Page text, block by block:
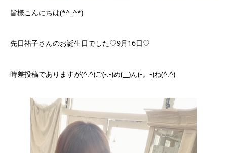
皆様こんにちは(*^_^*)
先日祐子さんのお誕生日でした♡9月16日♡
時差投稿でありますが(^.^)ご(-.-)め(__)ん(-。-)ね(^.^)